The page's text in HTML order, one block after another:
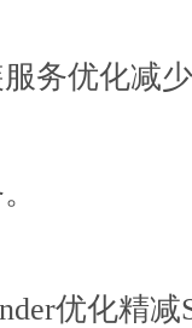
务优化减
优化精减